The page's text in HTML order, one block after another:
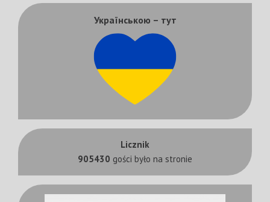
Українською – тут
Licznik
905430 gości było na stronie